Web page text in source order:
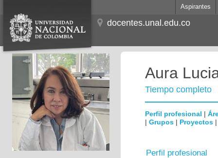
Aspirantes
docentes.unal.edu.co
Aura
Tiempo completo
Perfil profesional |
| Grupos | Proyectos
Perfil profesional